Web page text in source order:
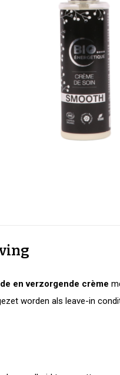
4 Seizoenen Care
en verzorgende crème
worden als leave-in